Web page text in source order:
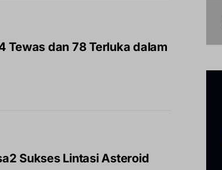
Tewas dan 78 Terluka dalam
Sukses Lintasi Asteroid